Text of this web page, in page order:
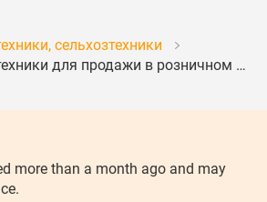
сельхозтехники
для продажи в розничном …
more than a month ago and may